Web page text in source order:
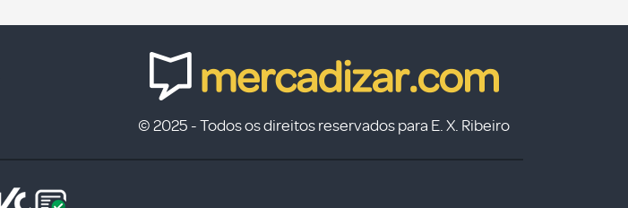
© 2025 - Todos os direitos reservados para E. X. Ribeiro